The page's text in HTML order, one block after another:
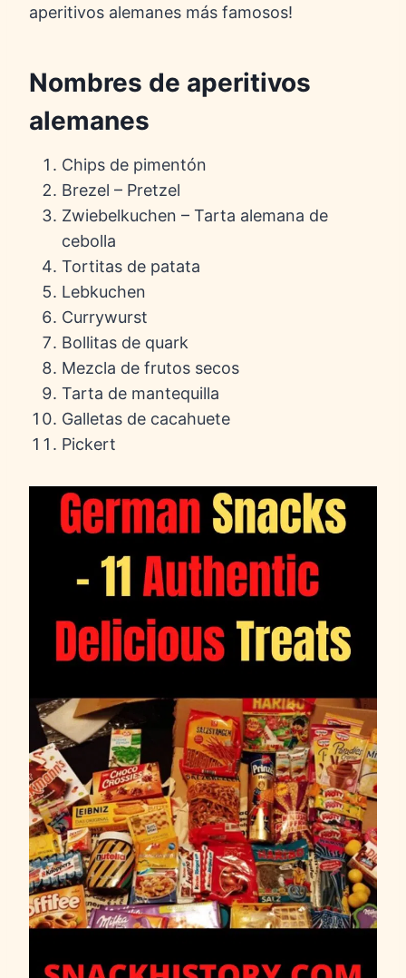
aperitivos alemanes más famosos!
Nombres de aperitivos
alemanes
Chips de pimentón
Brezel – Pretzel
Zwiebelkuchen – Tarta alemana de
cebolla
Tortitas de patata
Lebkuchen
Currywurst
Bollitas de quark
Mezcla de frutos secos
Tarta de mantequilla
Galletas de cacahuete
Pickert